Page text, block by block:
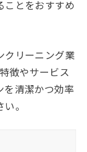
ことをおすすめ
クリーニング業
徴やサービス
を清潔かつ効率
。